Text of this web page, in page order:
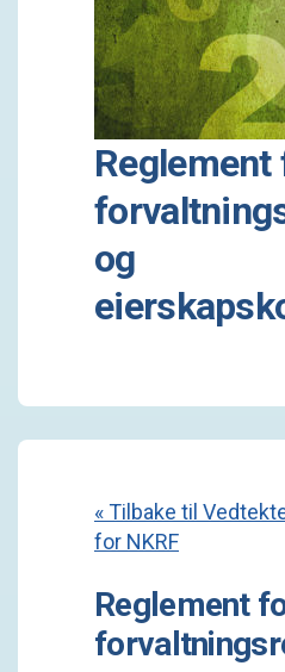
Reglement
og
« Tilbake til
for NKRF
Reglement